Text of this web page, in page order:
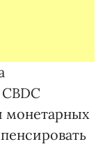
монетарных